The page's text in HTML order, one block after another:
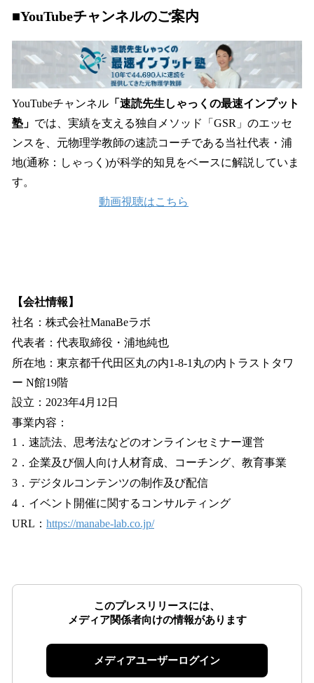
■YouTubeチャンネルのご案内
YouTubeチャンネル 「速読先生しゃっくの最速インプット
塾」 では、実績を支える独自メソッド「GSR」のエッセ
ンスを、元物理学教師の速読コーチである当社代表・浦
地(通称：しゃっく)が科学的知見をベースに解説していま
す。
動画視聴はこちら
【会社情報】
社名：株式会社ManaBeラボ
代表者：代表取締役・浦地純也
所在地：東京都千代田区丸の内1-8-1丸の内トラストタワ
ー N館19階
設立：2023年4月12日
事業内容：
1．速読法、思考法などのオンラインセミナー運営
2．企業及び個人向け人材育成、コーチング、教育事業
3．デジタルコンテンツの制作及び配信
4．イベント開催に関するコンサルティング
URL： https://manabe-lab.co.jp/
このプレスリリースには、
メディア関係者向けの情報があります
メディアユーザーログイン